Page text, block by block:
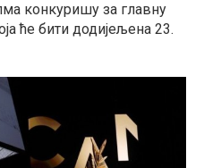
конкуришу за главну
ће бити додијељена 23.